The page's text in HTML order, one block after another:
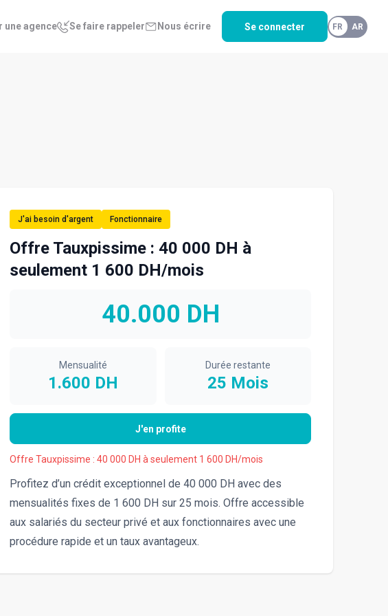
une agence Se faire rappeler Nous écrire Se connecter FR AR
J'ai besoin d'argent Fonctionnaire
Offre Tauxpissime : 40 000 DH à
seulement 1 600 DH/mois
40.000 DH
Mensualité
1.600 DH
Durée restante
25 Mois
J'en profite
Offre Tauxpissime : 40 000 DH à seulement 1 600 DH/mois
Profitez d’un crédit exceptionnel de 40 000 DH avec des
mensualités fixes de 1 600 DH sur 25 mois. Offre accessible
aux salariés du secteur privé et aux fonctionnaires avec une
procédure rapide et un taux avantageux.